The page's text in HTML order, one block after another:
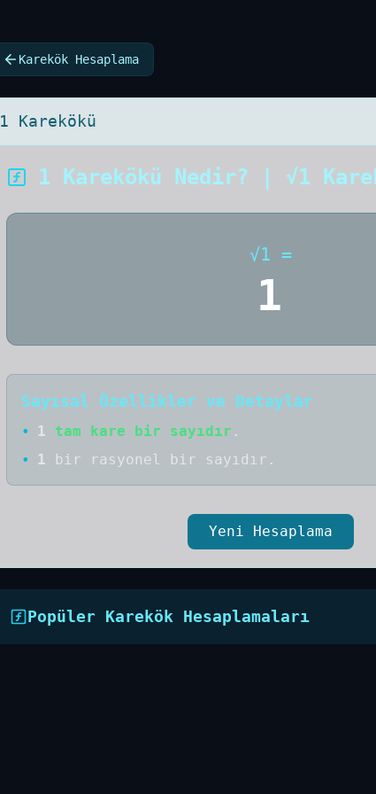
Karekök Hesaplama
1 Karekökü
1 Karekökü Nedir? | √1
√1 =
1
Sayısal Özellikler ve Detaylar
• 1 tam kare bir sayıdır .
•
1 bir rasyonel bir sayıdır .
Yeni Hesaplama
Popüler Karekök Hesaplamaları